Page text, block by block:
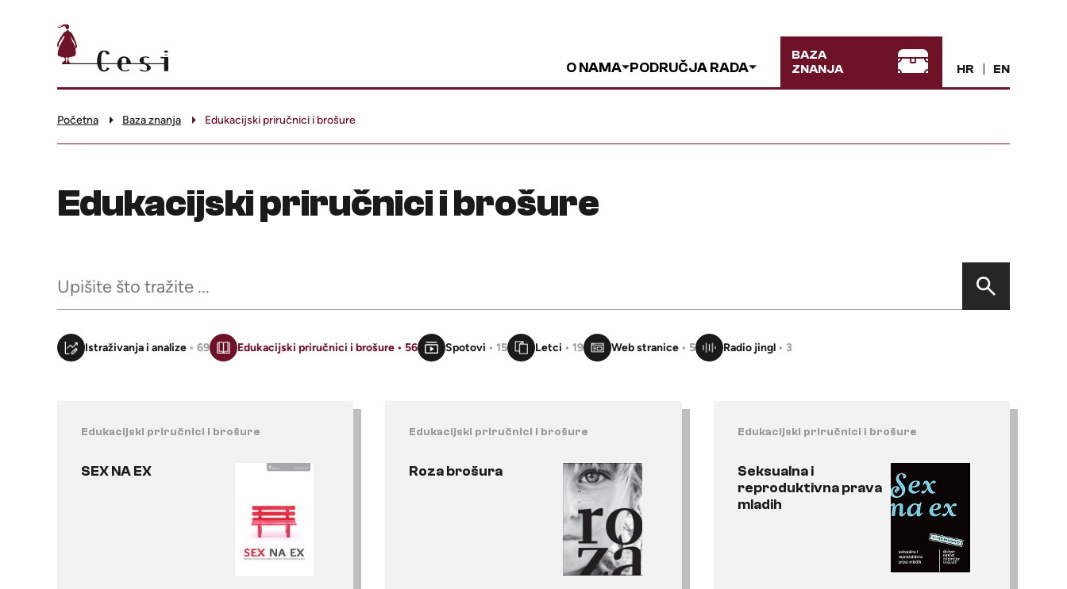
O NAMA PODRUČJA RADA
BAZA
ZNANJA
HR EN
Početna Baza znanja Edukacijski priručnici i brošure
Edukacijski priručnici i brošure
Istraživanja i analize • 69 Edukacijski priručnici i brošure • 56 Spotovi • 15 Letci • 19 Web stranice • 5 Radio jingl • 3
Edukacijski priručnici i brošure
SEX NA EX
Edukacijski priručnici i brošure
Roza brošura
Edukacijski priručnici i brošure
Seksualna i
reproduktivna prava
mladih